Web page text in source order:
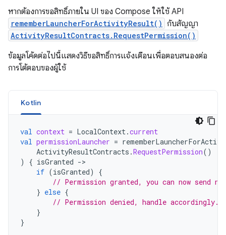
หากต้องการขอสิทธิ์ภายใน UI ของ Compose ให้ใช้ API
rememberLauncherForActivityResult() กับสัญญา
ActivityResultContracts.RequestPermission()
ข้อมูลโค้ดต่อไปนี้แสดงวิธีขอสิทธิ์การแจ้งเตือนเพื่อตอบสนองต่อ
การโต้ตอบของผู้ใช้
Kotlin
val context = LocalContext.current
val permissionLauncher =
ActivityResultContracts .RequestPermission()
)
{ isGranted -
if (isGranted)
{
// Permission granted, you can now send
} else {
// Permission denied, handle accordingly.
}
}